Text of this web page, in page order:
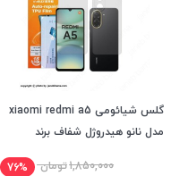
گلس شیائومی xiaomi redmi a5
مدل نانو هیدروژل شفاف برند
1,850,000تومان 76%